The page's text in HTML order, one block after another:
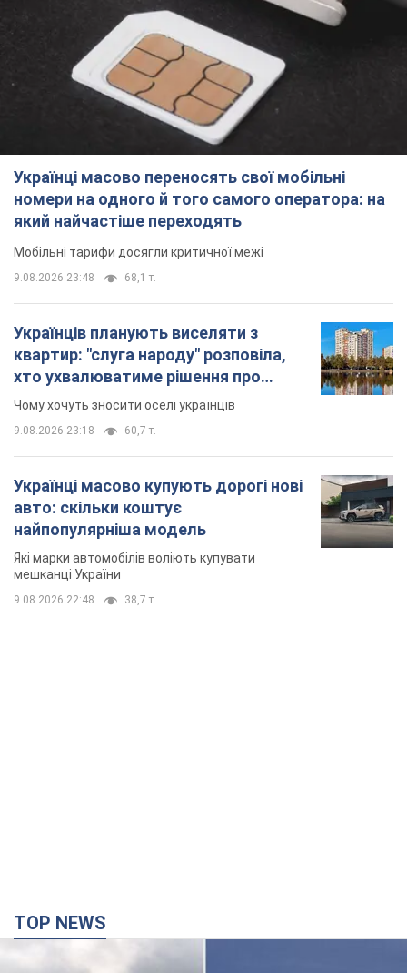
Українці масово переносять свої мобільні
номери на одного й того самого оператора: на
який найчастіше переходять
Мобільні тарифи досягли критичної межі
9.08.2026 23:48 68,1 т.
Українців планують виселяти з
квартир: "слуга народу" розповіла,
хто ухвалюватиме рішення про
знесення будинків
Чому хочуть зносити оселі українців
9.08.2026 23:18 60,7 т.
Українці масово купують дорогі нові
авто: скільки коштує
найпопулярніша модель
Які марки автомобілів воліють купувати
мешканці України
9.08.2026 22:48 38,7 т.
TOP NEWS